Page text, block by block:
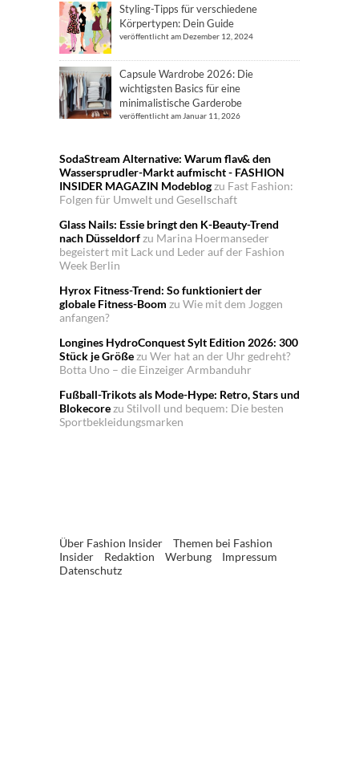
Styling-Tipps für verschiedene
Körpertypen: Dein Guide
veröffentlicht am Dezember 12, 2024
Capsule Wardrobe 2026: Die
wichtigsten Basics für eine
minimalistische Garderobe
veröffentlicht am Januar 11, 2026
SodaStream Alternative: Warum flav& den
Wassersprudler-Markt aufmischt - FASHION
INSIDER MAGAZIN Modeblogzu Fast Fashion:
Folgen für Umwelt und Gesellschaft
Glass Nails: Essie bringt den K-Beauty-Trend
nach Düsseldorfzu Marina Hoermanseder
begeistert mit Lack und Leder auf der Fashion
Week Berlin
Hyrox Fitness-Trend: So funktioniert der
globale Fitness-Boom zu Wie mit dem Joggen
anfangen?
Longines HydroConquest Sylt Edition 2026: 300
Stück je Größezu Wer hat an der Uhr gedreht?
Botta Uno – die Einzeiger Armbanduhr
Fußball-Trikots als Mode-Hype: Retro, Stars und
Blokecorezu Stilvoll und bequem: Die besten
Sportbekleidungsmarken
Über Fashion Insider
Themen bei Fashion
Insider
Redaktion Werbung
Impressum
Datenschutz